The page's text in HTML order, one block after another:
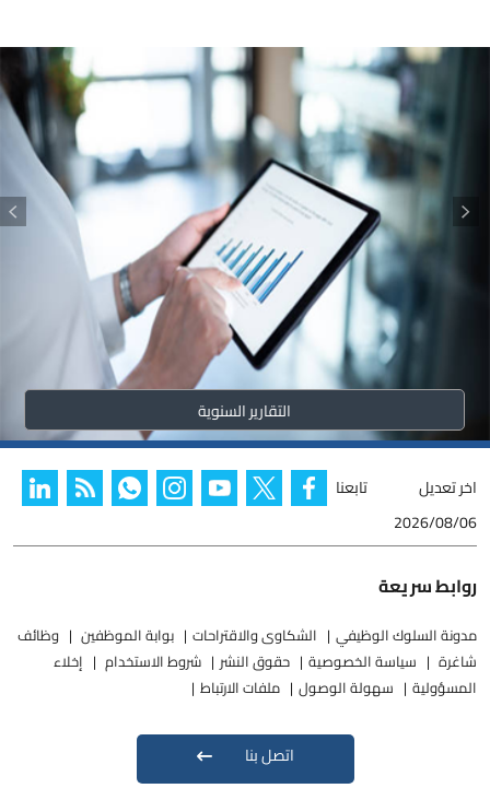
التقارير السنوية
اخر تعديل
2026/08/06
تابعنا
روابط سريعة
مدونة السلوك الوظيفي الشكاوى والاقتراحات بوابة الموظفين
وظائف
شاغرة
سياسة الخصوصية حقوق النشر شروط الاستخدام
إخلاء
المسؤولية
سهولة الوصول ملفات الارتباط
اتصل بنا